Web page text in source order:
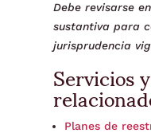
Debe revisarse
sustantiva para
jurisprudencia
Servicios
Planes de